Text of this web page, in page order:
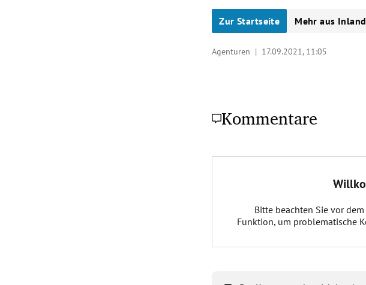
Zur Startseite Mehr aus Inland
Agenturen | 17.09.2021, 11:05
Kommentare